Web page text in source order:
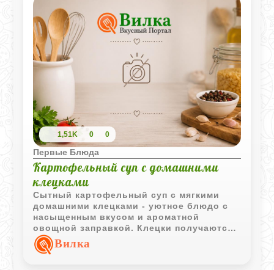
1,51K 0 0
Первые Блюда
Картофельный суп с домашними
клецками
Сытный картофельный суп с мягкими
домашними клецками - уютное блюдо с
насыщенным вкусом и ароматной
овощной заправкой. Клецки получаются
нежными и воздушными благодаря
отдельно взбитым белкам, а обжаренные
Вилка